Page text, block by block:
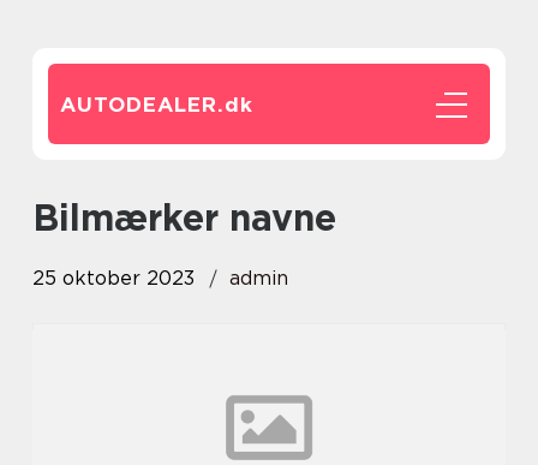
AUTODEALER.dk
bilmærker navne
25 oktober 2023 admin